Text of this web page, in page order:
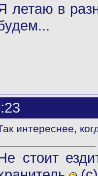
летаю в
интереснее,
стоит